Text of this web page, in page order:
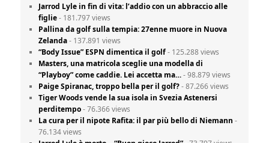
Jarrod Lyle in fin di vita: l’addio con un abbraccio alle
figlie- 181.797 views
Pallina da golf sulla tempia: 27enne muore in Nuova
Zelanda- 137.891 views
“Body Issue” ESPN dimentica il golf- 125.288 views
Masters, una matricola sceglie una modella di
“Playboy” come caddie. Lei accetta ma…- 98.879 views
Paige Spiranac, troppo bella per il golf?- 87.266 views
Tiger Woods vende la sua isola in Svezia Astenersi
perditempo- 76.366 views
La cura per il nipote Rafita: il par più bello di Niemann -
76.134 views